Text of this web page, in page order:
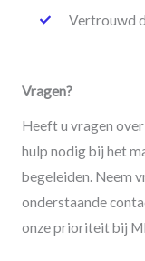
Vertrouwd
Vragen?
Heeft u vragen
hulp nodig bij het
begeleiden. Neem
onderstaande
onze prioriteit bij